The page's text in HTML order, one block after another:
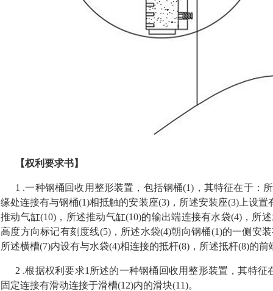
【权利要求书】
1 .一种钢桶回收用整形装置，包括钢桶(1)，其特征在于：
缘处连接有与钢桶(1)相抵触的安装座(3)，所述安装座(3)上设
推动气缸(10)，所述推动气缸(10)的输出端连接有水袋(4)，所
高度方向标记有刻度线(5)，所述水袋(4)朝向钢桶(1)的一侧安
所述横槽(7)内设有与水袋(4)相连接的抵杆(8)，所述抵杆(8)的前
2 .根据权利要求1所述的一种钢桶回收用整形装置，其特
固定连接有滑动连接于滑槽(12)内的滑块(11)。